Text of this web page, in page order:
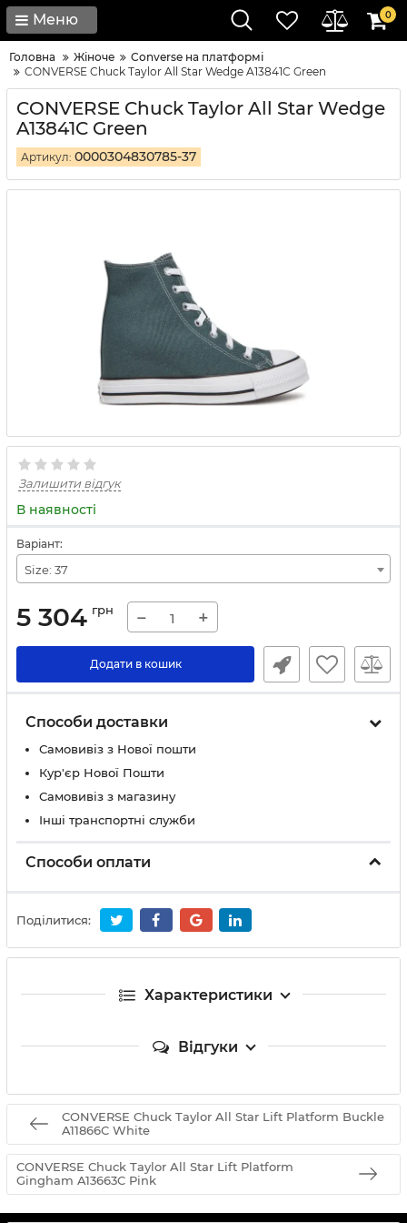
Меню 0
Головна Жіноче
Converse на платформі
CONVERSE Chuck Taylor All Star Wedge A13841C Green
CONVERSE Chuck Taylor All Star Wedge
A13841C Green
Артикул: 0000304830785-37
Залишити відгук
В наявності
Варіант:
Size: 37
5 304 грн − +
Додати в кошик
Способи доставки
Самовивіз з Нової пошти
Кур'єр Нової Пошти
Самовивіз з магазину
Інші транспортні служби
Способи оплати
Поділитися:
Характеристики
Відгуки
CONVERSE Chuck Taylor All Star Lift Platform Buckle
A11866C White
CONVERSE Chuck Taylor All Star Lift Platform
Gingham A13663C Pink